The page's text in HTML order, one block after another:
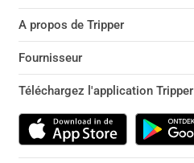
A propos de Tripper
Fournisseur
Téléchargez l'application Tripper